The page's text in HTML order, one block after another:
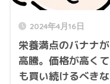
2024年4月16日
栄養満点のバナナが
高騰。価格が高くて
も買い続けるべきな